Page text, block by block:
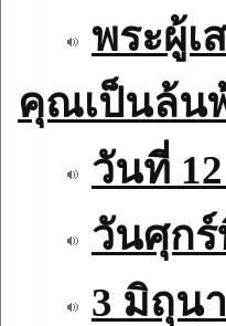
พระผู้
คุณเป็นล้น
วันที่
วันศุกร์
3 มิถุน